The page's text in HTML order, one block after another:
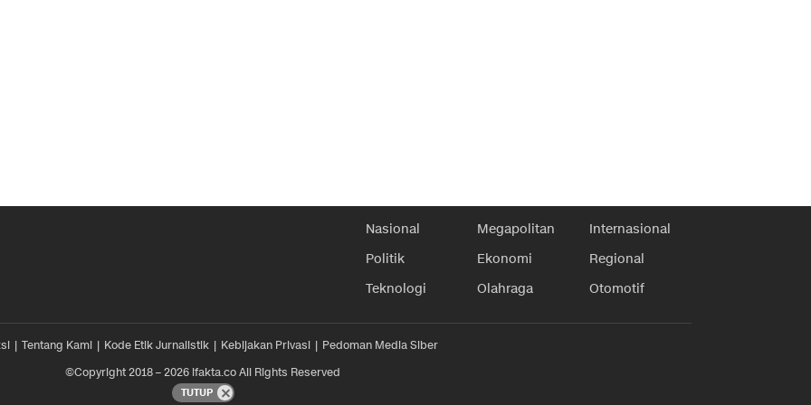
Nasional Megapolitan
Internasional
Politik
Ekonomi
Regional
Teknologi
Olahraga Otomotif
Tentang Kami Kode Etik Jurnalistik Kebijakan Privasi
Pedoman Media Siber
©Copyright 2018 – 2026 ifakta.co All Rights Reserved
TUTUP